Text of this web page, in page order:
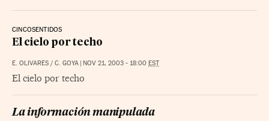
CINCOSENTIDOS
El cielo por techo
E. OLIVARES / C. GOYA | NOV 21, 2003 - 18:00 EST
El cielo por techo
La información manipulada